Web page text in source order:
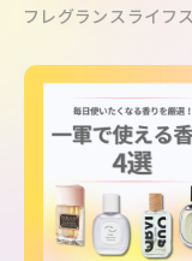
フレグランスライフ